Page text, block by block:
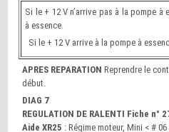
Si le + 12 V n’arrive pas à la pompe
à essence.
Si le + 12 V arrive à la pompe à
APRES REPARATIONReprendre le
début.
DIAG 7
REGULATION DE RALENTI Fiche n°
Aide XR25 : Régime moteur, Mini < # 06